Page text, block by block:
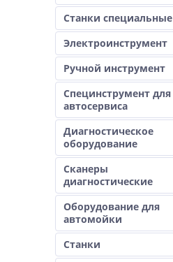
Станки специальные
Электроинструмент
Ручной инструмент
Специнструмент для
автосервиса
Диагностическое
оборудование
Сканеры
диагностические
Оборудование для
автомойки
Станки